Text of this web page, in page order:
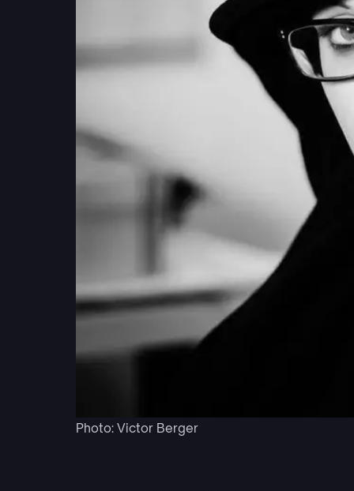
Photo: Victor Berger